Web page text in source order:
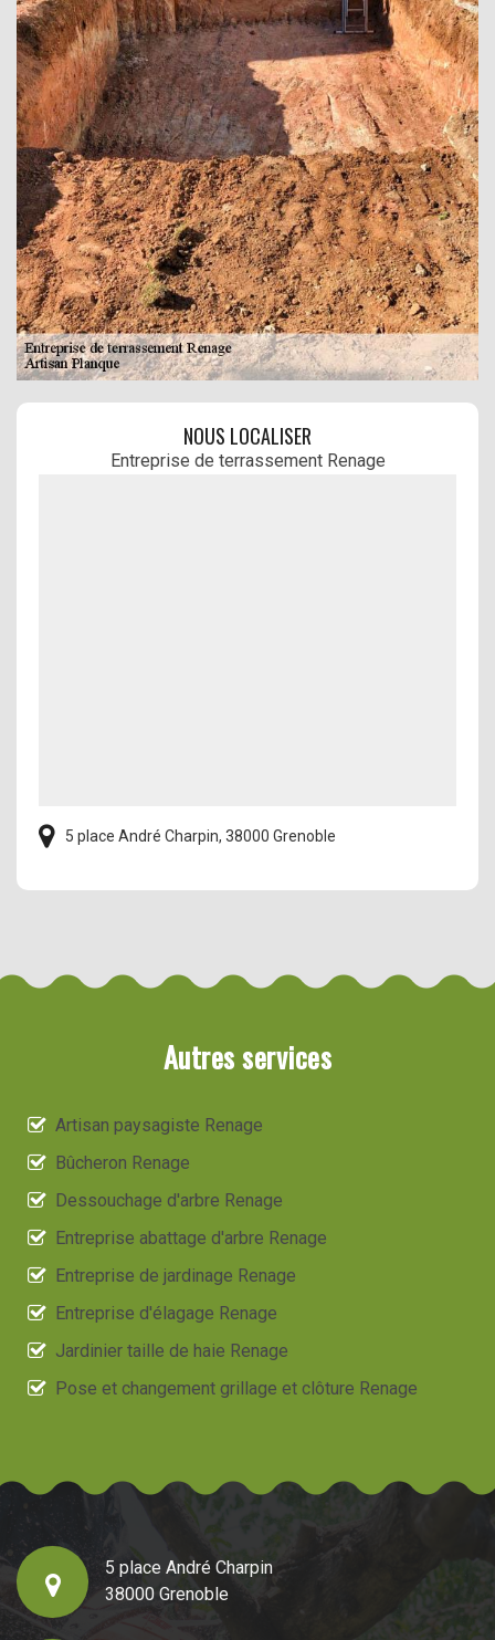
NOUS LOCALISER
Entreprise de terrassement Renage
5 place André Charpin, 38000 Grenoble
Autres services
Artisan paysagiste Renage
Bûcheron Renage
Dessouchage d'arbre Renage
Entreprise abattage d'arbre Renage
Entreprise de jardinage Renage
Entreprise d'élagage Renage
Jardinier taille de haie Renage
Pose et changement grillage et clôture Renage
5 place André Charpin
38000 Grenoble